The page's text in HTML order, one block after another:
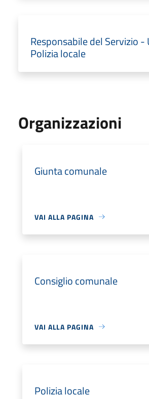
Responsabile del Servizio -
Polizia locale
Organizzazioni
Giunta comunale
VAI ALLA PAGINA
Consiglio comunale
VAI ALLA PAGINA
Polizia locale